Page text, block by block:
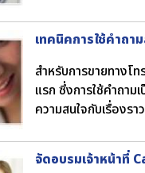
เทคนิคการใช้คำถ
สำหรับการขายทาง
แรก ซึ่งการใช้คำถาม
ความสนใจกับเรื่องร
จัดอบรมเจ้าหน้าที่